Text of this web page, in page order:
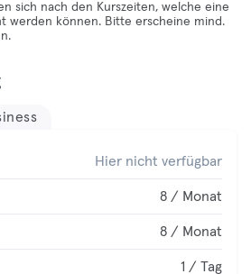
sich nach den Kurszeiten, welche eine
werden können. Bitte erscheine mind.
Hier nicht verfügbar
8 / Monat
8 / Monat
1 / Tag